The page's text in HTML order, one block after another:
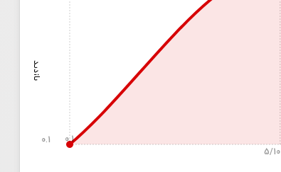
بازدید
0.1
5/10
0.1